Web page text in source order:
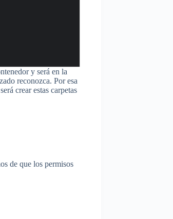
y será en la
reconozca. Por esa
crear estas carpetas
de que los permisos